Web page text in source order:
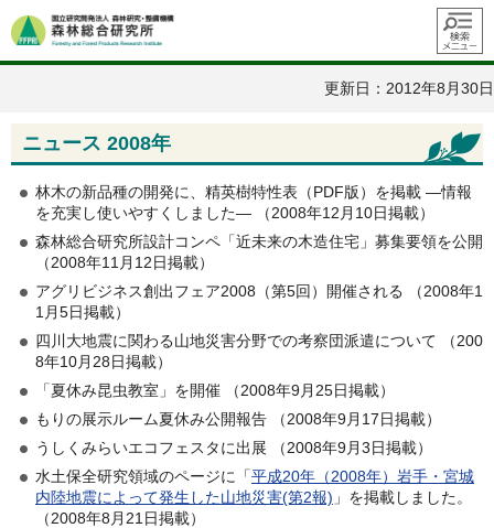
メニュ
ー
更新日：2012年8月30日
ニュース 2008年
林木の新品種の開発に、精英樹特性表（PDF版）を掲載 —情報
を充実し使いやすくしました— （2008年12月10日掲載）
森林総合研究所設計コンペ「近未来の木造住宅」募集要領を公開
（2008年11月12日掲載）
アグリビジネス創出フェア2008（第5回）開催される （2008年1
1月5日掲載）
四川大地震に関わる山地災害分野での考察団派遣について （200
8年10月28日掲載）
「夏休み昆虫教室」を開催 （2008年9月25日掲載）
もりの展示ルーム夏休み公開報告 （2008年9月17日掲載）
うしくみらいエコフェスタに出展 （2008年9月3日掲載）
水土保全研究領域のページに「平成20年（2008年）岩手・宮城
内陸地震によって発生した山地災害(第2報) 」を掲載しました。
（2008年8月21日掲載）